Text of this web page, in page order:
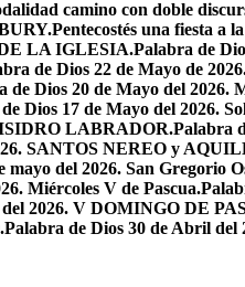
camino con doble
Pentecostés una fiesta a
LA IGLESIA.Palabra de
de Dios 22 de Mayo de
de Dios 20 de Mayo del 2026.
Dios 17 de Mayo del 2026.
ISIDRO LABRADOR.Palabra
SANTOS NEREO y
mayo del 2026. San Gregorio
Miércoles V de Pascua.
2026. V DOMINGO DE
Palabra de Dios 30 de Abril del